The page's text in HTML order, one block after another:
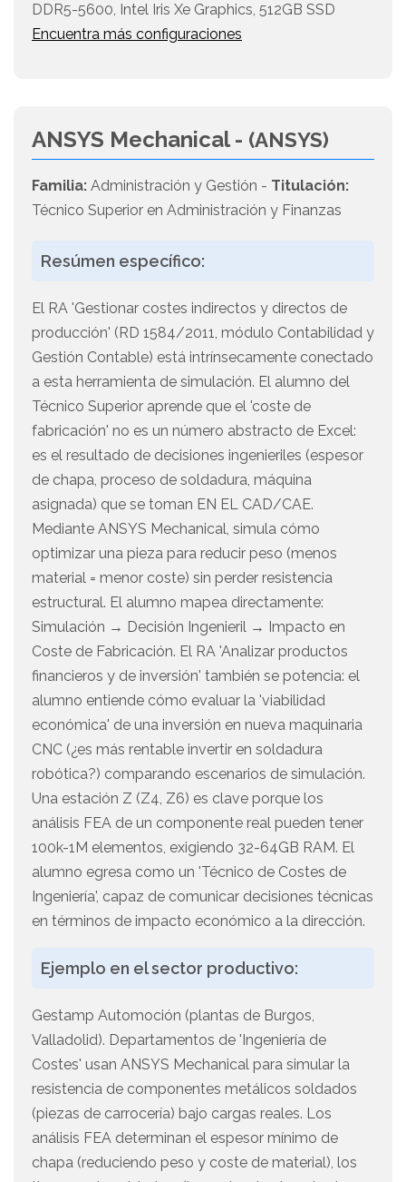
DDR5-5600, Intel Iris Xe Graphics, 512GB SSD
Encuentra más configuraciones
ANSYS Mechanical - (ANSYS)
Familia: Administración y Gestión - Titulación:
Técnico Superior en Administración y Finanzas
Resúmen específico:
El RA 'Gestionar costes indirectos y directos de
producción' (RD 1584/2011, módulo Contabilidad y
Gestión Contable) está intrínsecamente conectado
a esta herramienta de simulación. El alumno del
Técnico Superior aprende que el 'coste de
fabricación' no es un número abstracto de Excel:
es el resultado de decisiones ingenieriles (espesor
de chapa, proceso de soldadura, máquina
asignada) que se toman EN EL CAD/CAE.
Mediante ANSYS Mechanical, simula cómo
optimizar una pieza para reducir peso (menos
material = menor coste) sin perder resistencia
estructural. El alumno mapea directamente:
Simulación → Decisión Ingenieril → Impacto en
Coste de Fabricación. El RA 'Analizar productos
financieros y de inversión' también se potencia: el
alumno entiende cómo evaluar la 'viabilidad
económica' de una inversión en nueva maquinaria
CNC (¿es más rentable invertir en soldadura
robótica?) comparando escenarios de simulación.
Una estación Z (Z4, Z6) es clave porque los
análisis FEA de un componente real pueden tener
100k-1M elementos, exigiendo 32-64GB RAM. El
alumno egresa como un 'Técnico de Costes de
Ingeniería', capaz de comunicar decisiones técnicas
en términos de impacto económico a la dirección.
Ejemplo en el sector productivo:
Gestamp Automoción (plantas de Burgos,
Valladolid). Departamentos de 'Ingeniería de
Costes' usan ANSYS Mechanical para simular la
resistencia de componentes metálicos soldados
(piezas de carrocería) bajo cargas reales. Los
análisis FEA determinan el espesor mínimo de
chapa (reduciendo peso y coste de material), los